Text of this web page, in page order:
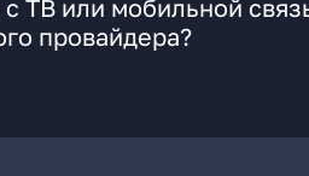
ТВ или мобильной
провайдера?